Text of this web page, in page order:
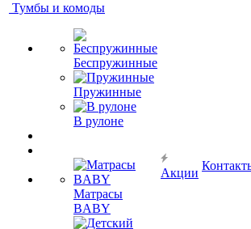
Тумбы и комоды
Беспружинные
Пружинные
В рулоне
Матрасы
BABY
Акции